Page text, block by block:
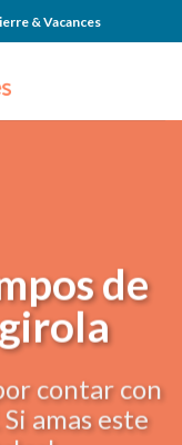
& Vacances
de
contar con
amas este